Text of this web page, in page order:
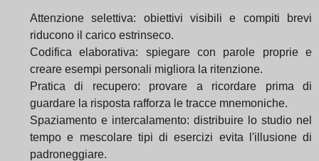
Attenzione selettiva: obiettivi visibili e compiti brevi
riducono il carico estrinseco.
Codifica elaborativa: spiegare con parole proprie e
creare esempi personali migliora la ritenzione.
Pratica di recupero: provare a ricordare prima di
guardare la risposta rafforza le tracce mnemoniche.
Spaziamento e intercalamento: distribuire lo studio nel
tempo e mescolare tipi di esercizi evita l'illusione di
padroneggiare.